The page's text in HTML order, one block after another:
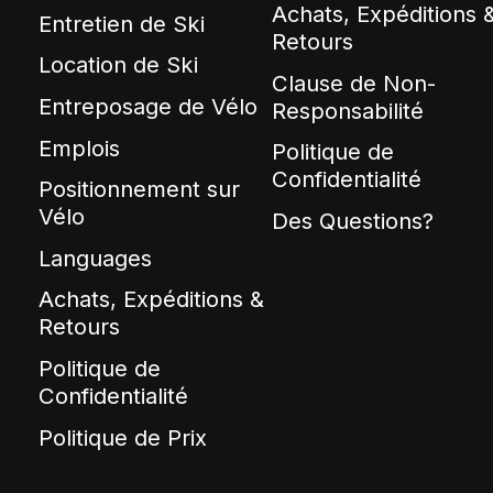
Entretien de Ski
Location de Ski
Entreposage de Vélo
Emplois
Positionnement sur
Vélo
Languages
Achats, Expéditions &
Retours
Politique de
Confidentialité
Politique de Prix
Achats, Expéditions
Retours
Clause de Non-
Responsabilité
Politique de
Confidentialité
Des Questions?